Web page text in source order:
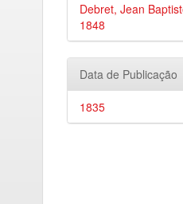
Debret, Jean
1848
Data de Publicação
1835